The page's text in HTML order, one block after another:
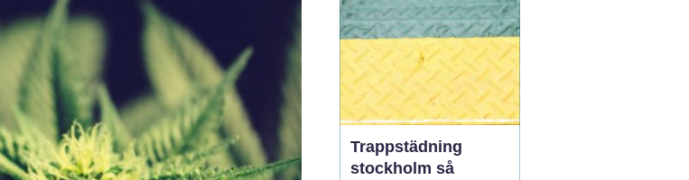
Trappstädning
stockholm så